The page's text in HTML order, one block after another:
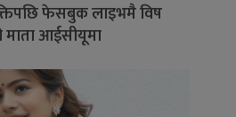
फेसबुक लाइभमै विष
माता आईसीयूमा